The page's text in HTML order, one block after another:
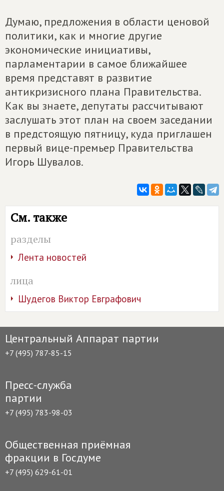
Думаю, предложения в области ценовой
политики, как и многие другие
экономические инициативы,
парламентарии в самое ближайшее
время представят в развитие
антикризисного плана Правительства.
Как вы знаете, депутаты рассчитывают
заслушать этот план на своем заседании
в предстоящую пятницу, куда приглашен
первый вице-премьер Правительства
Игорь Шувалов.
См. также
разделы
Лента новостей
лица
Шудегов Виктор Евграфович
Центральный Аппарат партии
+7 (495) 787-85-15
Пресс-служба
партии
+7 (495) 783-98-03
Общественная приёмная
фракции в Госдуме
+7 (495) 629-61-01